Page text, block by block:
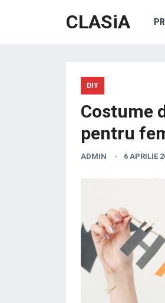
CLASiA
DIY
Costume
pentru
ADMIN 6 APRILIE